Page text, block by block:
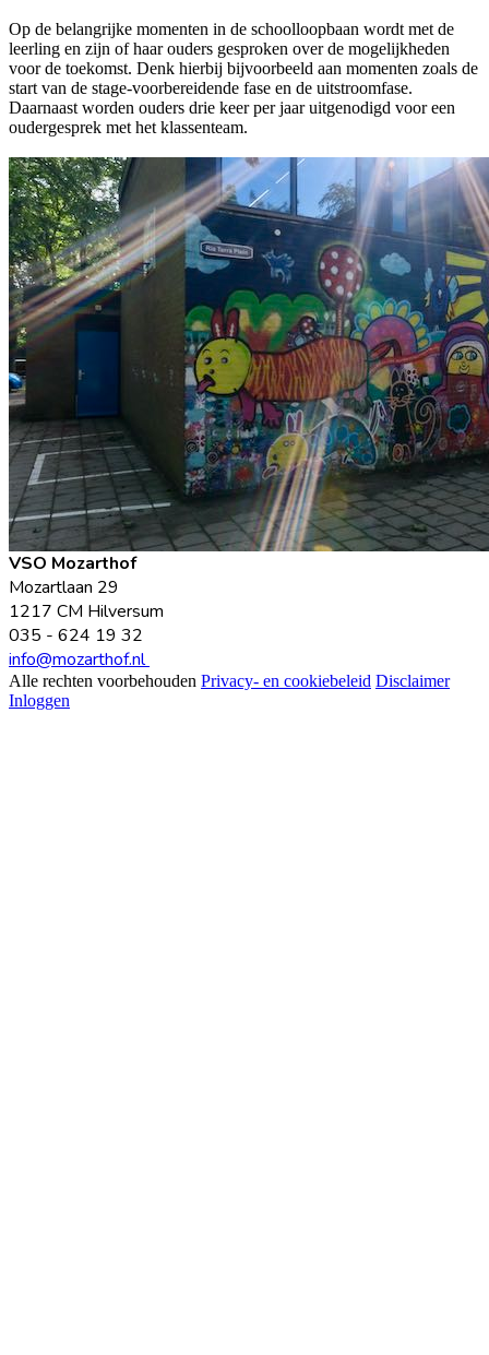
Op de belangrijke momenten in de schoolloopbaan wordt met de
leerling en zijn of haar ouders gesproken over de mogelijkheden
voor de toekomst. Denk hierbij bijvoorbeeld aan momenten zoals de
start van de stage-voorbereidende fase en de uitstroomfase.
Daarnaast worden ouders drie keer per jaar uitgenodigd voor een
oudergesprek met het klassenteam.
VSO Mozarthof
Mozartlaan 29
1217 CM Hilversum
035 - 624 19 32
info@mozarthof.nl
Alle rechten voorbehouden Privacy- en cookiebeleid Disclaimer
Inloggen